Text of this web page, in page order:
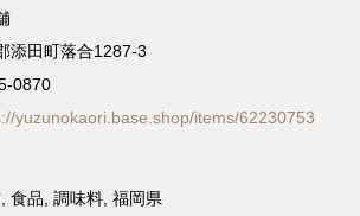
添田町落合1287-3
0870
yuzunokaori.base.shop/items/62230753
,食品,調味料,福岡県